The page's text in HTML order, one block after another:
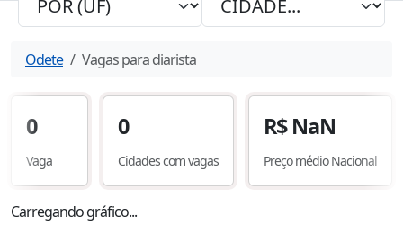
Odete Vagas para diarista
0
Vaga
0
Cidades com vagas
R$NaN
Preço médio Nacional
Carregando gráfico...